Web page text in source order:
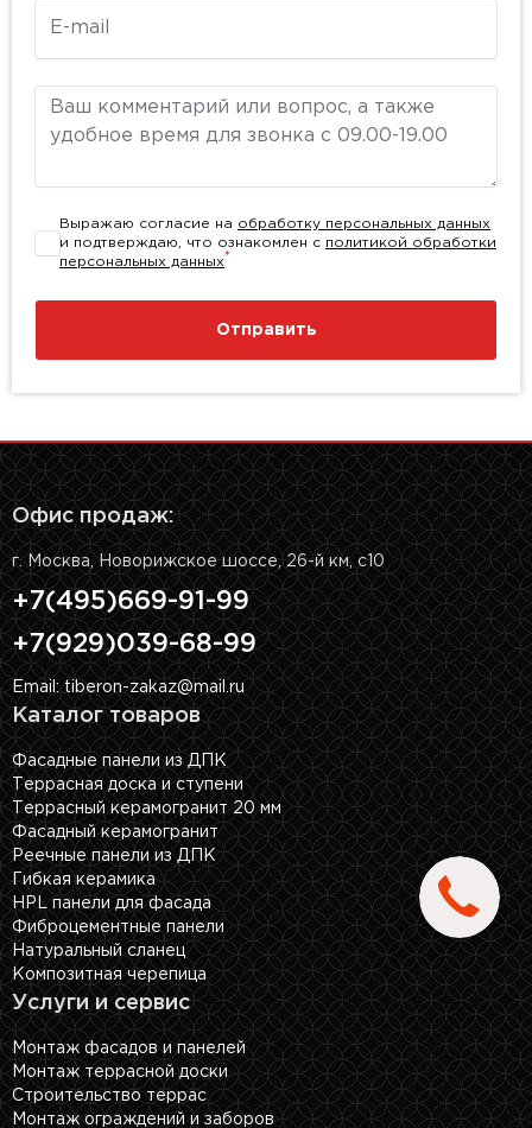
Комментарий
Выражаю согласие на обработку персональных данных
и подтверждаю, что ознакомлен с политикой обработки
персональных данных*
Отправить
Офис продаж:
г. Москва, Новорижское шоссе, 26-й км, с10
+7(495)669-91-99
+7(929)039-68-99
Email: tiberon-zakaz@mail.ru
Каталог товаров
Фасадные панели из ДПК
Террасная доска и ступени
Террасный керамогранит 20 мм
Фасадный керамогранит
Реечные панели из ДПК
Гибкая керамика
HPL панели для фасада
Фиброцементные панели
Натуральный сланец
Композитная черепица
Услуги и сервис
Монтаж фасадов и панелей
Монтаж террасной доски
Строительство террас
Монтаж ограждений и заборов